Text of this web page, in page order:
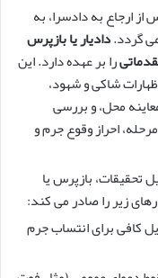
از ارجاع به دادسرا، به
گردد.دادیار یا بازپرس
را بر عهده دارد. این
شاکی و شهود،
محل، و بررسی
احراز وقوع جرم و
تحقیقات، بازپرس یا
زیر را صادر می کند:
کافی برای انتساب جرم